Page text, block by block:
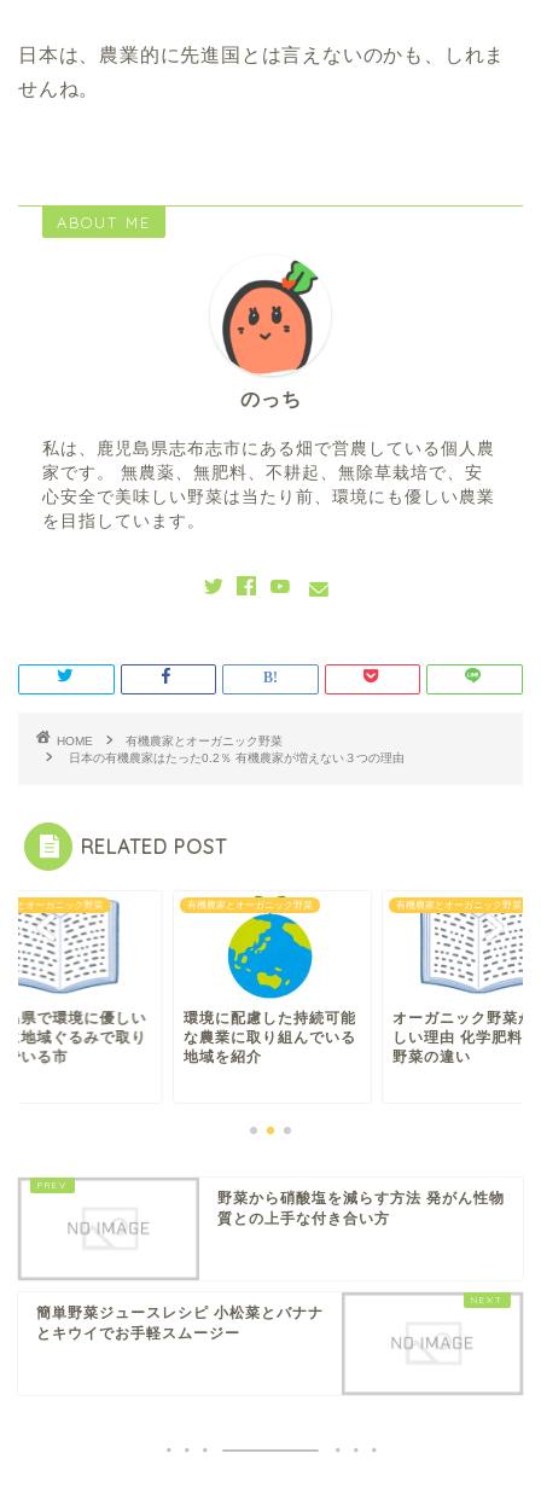
日本は、農業的に先進国とは言えないのかも、しれま
せんね。
ABOUT ME
のっち
私は、鹿児島県志布志市にある畑で営農している個人農
家です。 無農薬、無肥料、不耕起、無除草栽培で、安
心安全で美味しい野菜は当たり前、環境にも優しい農業
を目指しています。
HOME
有機農家とオーガニック野菜
日本の有機農家はたった0.2％ 有機農家が増えない３つの理由
RELATED POST
家とオーガニック野菜
島県で環境に優しい
に地域ぐるみで取り
でいる市
有機農家とオーガニック野菜
環境に配慮した持続可能
な農業に取り組んでいる
地域を紹介
有機農家とオーガニック野菜
オーガニック野菜が
しい理由 化学肥料
野菜の違い
野菜から硝酸塩を減らす方法 発がん性物
質との上手な付き合い方
簡単野菜ジュースレシピ 小松菜とバナナ
とキウイでお手軽スムージー